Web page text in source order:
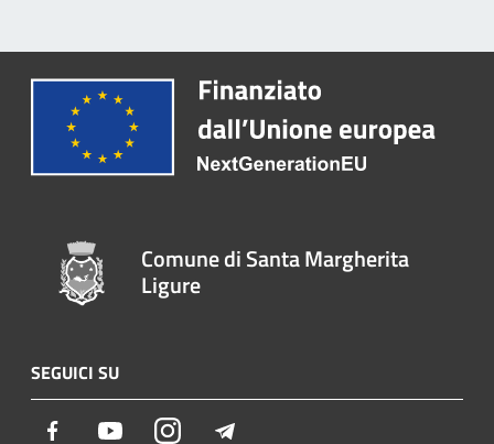
Comune di Santa Margherita
Ligure
SEGUICI SU
Facebook YoutubeInstagram